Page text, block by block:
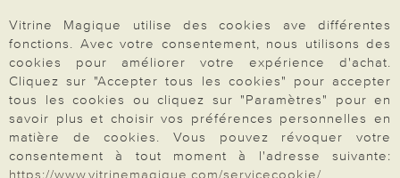
Données personnelles
Droit de rétractation
Rétractation
Vitrine Magique utilise des cookies ave différentes
fonctions. Avec votre consentement, nous utilisons des
cookies pour améliorer votre expérience d'achat.
Cliquez sur "Accepter tous les cookies" pour accepter
tous les cookies ou cliquez sur "Paramètres" pour en
savoir plus et choisir vos préférences personnelles en
matière de cookies. Vous pouvez révoquer votre
consentement à tout moment à l'adresse suivante:
https://www.vitrinemagique.com/servicecookie/